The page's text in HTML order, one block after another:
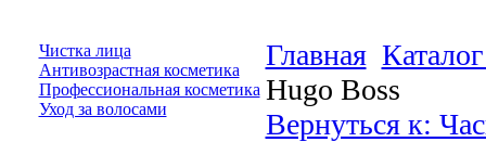
Чистка лица
Антивозрастная косметика
Профессиональная косметика
Уход за волосами
Главная
Hugo Boss
Вернуться к: